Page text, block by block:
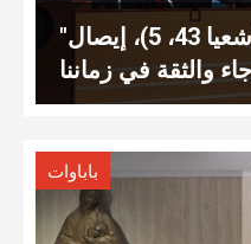
"لا تَخَفْ فإِنِّي مَعَكَ" (أشعيا 43، 5)، إيصال
باباوات